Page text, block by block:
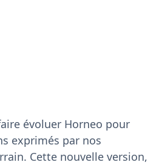
évoluer Horneo pour
exprimés par nos
Cette nouvelle version,